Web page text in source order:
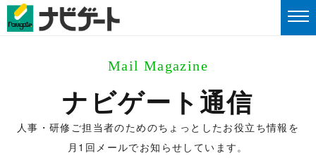
Mail Magazine
ナビゲート通信
人事・研修ご担当者のためのちょっとしたお役立ち情報を
月1回メールでお知らせしています。